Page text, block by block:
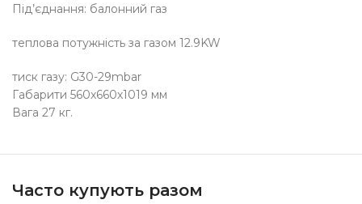
Під’єднання: балонний газ
теплова потужність за газом 12.9KW
тиск газу: G30-29mbar
Габарити 560х660х1019 мм
Вага 27 кг.
Часто купують разом